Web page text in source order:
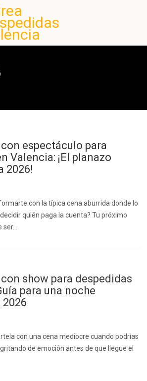
espectáculo para
Valencia: ¡El planazo
2026!
con la típica cena aburrida donde lo
quién paga la cuenta? Tu próximo
show para despedidas
para una noche
con una cena mediocre cuando podrías
de emoción antes de que llegue el